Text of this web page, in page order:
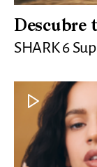
Descubre
SHARK 6